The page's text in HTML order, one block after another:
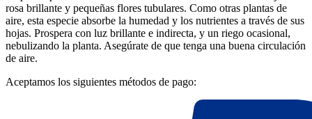
rosa brillante y pequeñas flores tubulares. Como otras plantas de
aire, esta especie absorbe la humedad y los nutrientes a través de sus
hojas. Prospera con luz brillante e indirecta, y un riego ocasional,
nebulizando la planta. Asegúrate de que tenga una buena circulación
de aire.
Aceptamos los siguientes métodos de pago: